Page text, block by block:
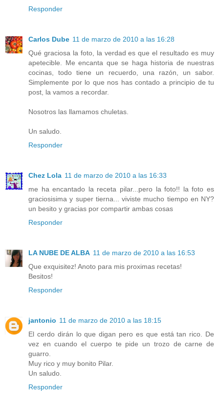
Responder
Carlos Dube 11 de marzo de 2010 a las 16:28
Qué graciosa la foto, la verdad es que el resultado es muy
apetecible. Me encanta que se haga historia de nuestras
cocinas, todo tiene un recuerdo, una razón, un sabor.
Simplemente por lo que nos has contado a principio de tu
post, la vamos a recordar.
Nosotros las llamamos chuletas.
Un saludo.
Responder
Chez Lola 11 de marzo de 2010 a las 16:33
me ha encantado la receta pilar...pero la foto!! la foto es
graciosisima y super tierna... viviste mucho tiempo en NY?
un besito y gracias por compartir ambas cosas
Responder
LA NUBE DE ALBA 11 de marzo de 2010 a las 16:53
Que exquisitez! Anoto para mis proximas recetas!
Besitos!
Responder
jantonio 11 de marzo de 2010 a las 18:15
El cerdo dirán lo que digan pero es que está tan rico. De
vez en cuando el cuerpo te pide un trozo de carne de
guarro.
Muy rico y muy bonito Pilar.
Un saludo.
Responder